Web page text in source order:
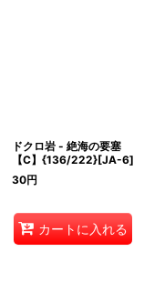
ドクロ岩 - 絶海の要塞
【C】{136/222}[JA-6]
30円
カートに入れる